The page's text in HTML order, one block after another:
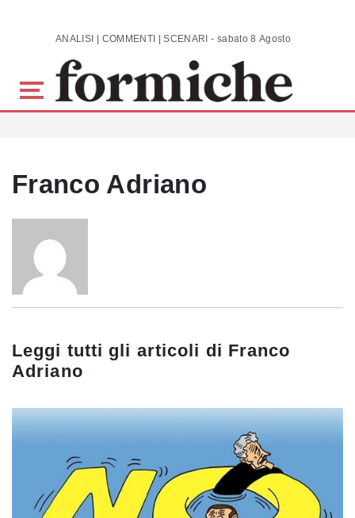
Skip to main content ANALISI | COMMENTI | SCENARI - sabato 8 Agosto 2026
Franco Adriano
Leggi tutti gli articoli di Franco
Adriano